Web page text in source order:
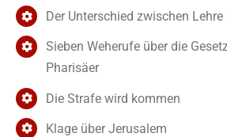
Der Unterschied zwischen
Sieben Weherufe über die
Pharisäer
Die Strafe wird kommen
Klage über Jerusalem